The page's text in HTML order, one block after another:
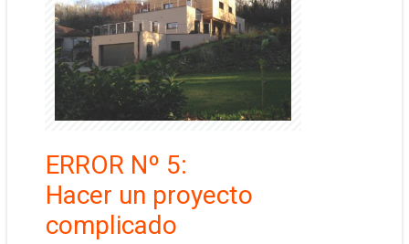
ERROR Nº 5:
​Hacer un proyecto
complicado